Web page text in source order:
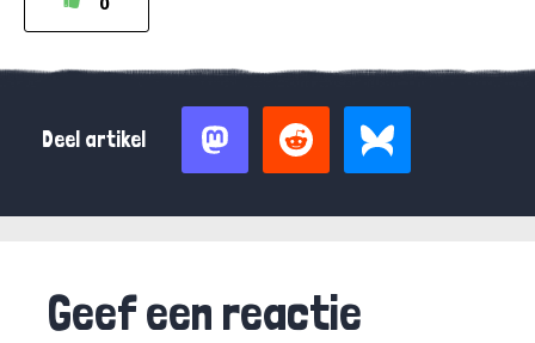
Deel artikel
Geef een reactie